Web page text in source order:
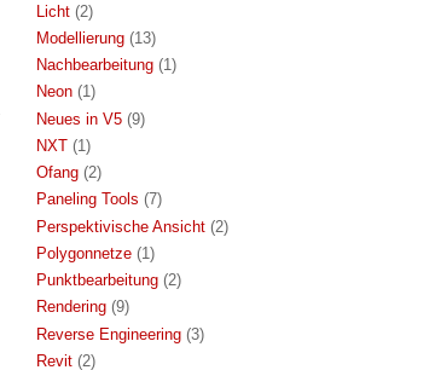
Licht (2)
Modellierung (13)
Nachbearbeitung (1)
Neon (1)
Neues in V5 (9)
NXT (1)
Ofang (2)
Paneling Tools (7)
Perspektivische Ansicht (2)
Polygonnetze (1)
Punktbearbeitung (2)
Rendering (9)
Reverse Engineering (3)
Revit (2)